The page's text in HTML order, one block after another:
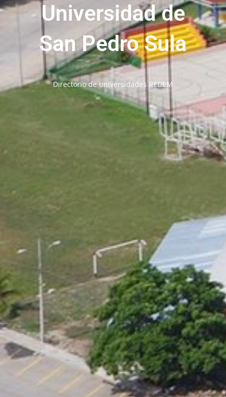
Universidad de
San Pedro Sula
Directorio de universidades REDEM